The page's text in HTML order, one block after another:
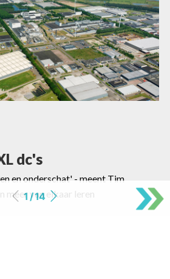
dc's
en onderschat' - meent Tim
meer van elkaar leren
1 / 14